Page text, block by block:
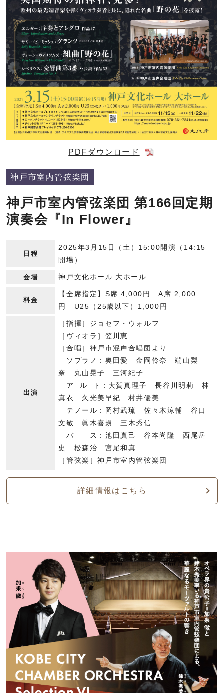
PDFダウンロード
神戸市室内管弦楽団
神戸市室内管弦楽団 第166回定期
演奏会『In Flower』
日程
2025年3月15日（土）15:00開演（14:15
開場）
会場 神戸文化ホール 大ホール
料金
【全席指定】S席 4,000円 A席 2,000
円 U25（25歳以下）1,000円
出演
［指揮］ジョセフ・ウォルフ
［ヴィオラ］笠川恵
［合唱］神戸市混声合唱団より
ソプラノ：奥田愛 金岡伶奈 端山梨
奈 丸山晃子 三河紀子
ア ル ト：大賀真理子 長谷川明莉 林
真衣 久光美早紀 村井優美
テノール：岡村武琉 佐々木涼輔 谷口
文敏 眞木喜規 三木秀信
バ ス：池田真己 谷本尚隆 西尾岳
史 松森治 宮尾和真
［管弦楽］神戸市室内管弦楽団
詳細情報はこちら